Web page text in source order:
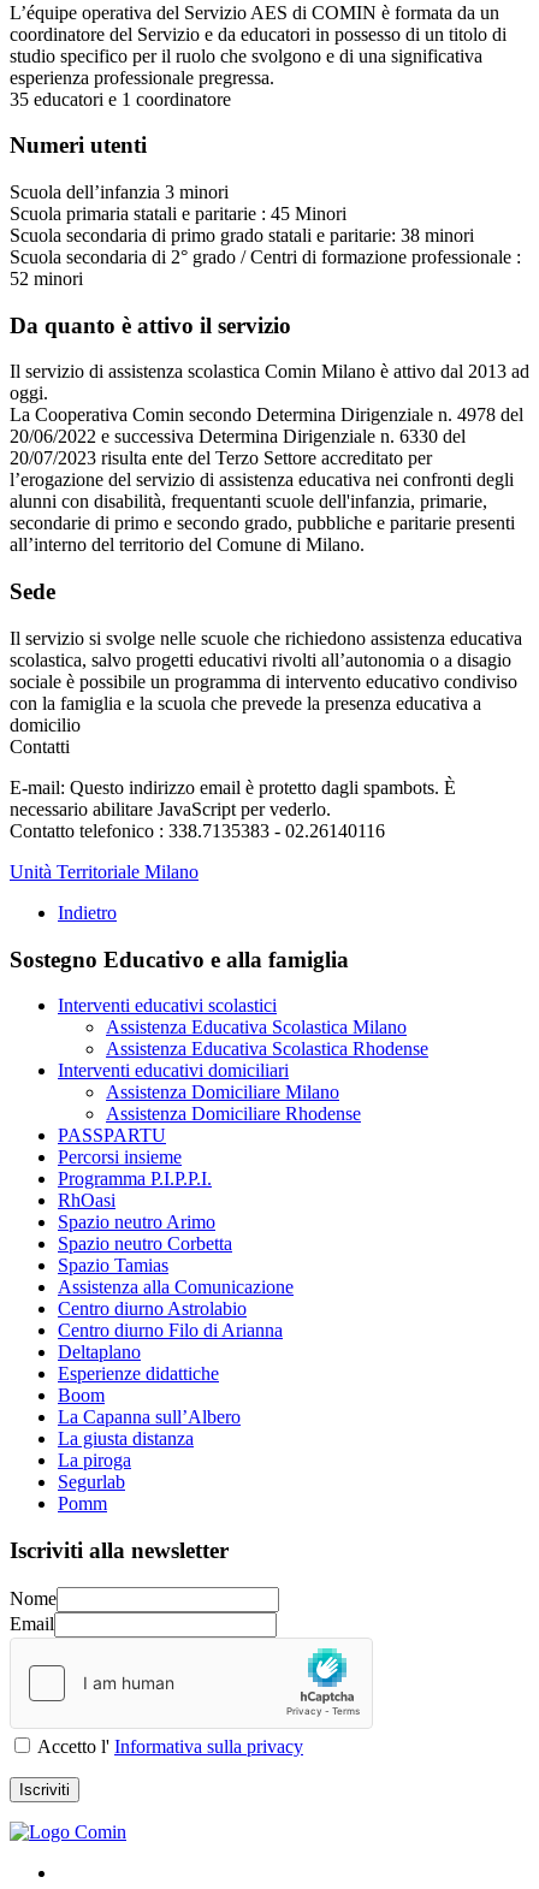
L’équipe operativa del Servizio AES di COMIN è formata da un
coordinatore del Servizio e da educatori in possesso di un titolo di
studio specifico per il ruolo che svolgono e di una significativa
esperienza professionale pregressa.
35 educatori e 1 coordinatore
Numeri utenti
Scuola dell’infanzia 3 minori
Scuola primaria statali e paritarie : 45 Minori
Scuola secondaria di primo grado statali e paritarie: 38 minori
Scuola secondaria di 2° grado / Centri di formazione professionale :
52 minori
Da quanto è attivo il servizio
Il servizio di assistenza scolastica Comin Milano è attivo dal 2013 ad
oggi.
La Cooperativa Comin secondo Determina Dirigenziale n. 4978 del
20/06/2022 e successiva Determina Dirigenziale n. 6330 del
20/07/2023 risulta ente del Terzo Settore accreditato per
l’erogazione del servizio di assistenza educativa nei confronti degli
alunni con disabilità, frequentanti scuole dell'infanzia, primarie,
secondarie di primo e secondo grado, pubbliche e paritarie presenti
all’interno del territorio del Comune di Milano.
Sede
Il servizio si svolge nelle scuole che richiedono assistenza educativa
scolastica, salvo progetti educativi rivolti all’autonomia o a disagio
sociale è possibile un programma di intervento educativo condiviso
con la famiglia e la scuola che prevede la presenza educativa a
domicilio
Contatti
E-mail: Questo indirizzo email è protetto dagli spambots. È
necessario abilitare JavaScript per vederlo.
Contatto telefonico : 338.7135383 - 02.26140116
Unità Territoriale Milano
Indietro
Sostegno Educativo e alla famiglia
Interventi educativi scolastici
Assistenza Educativa Scolastica Milano
Assistenza Educativa Scolastica Rhodense
Interventi educativi domiciliari
Assistenza Domiciliare Milano
Assistenza Domiciliare Rhodense
PASSPARTU
Percorsi insieme
Programma P.I.P.P.I.
RhOasi
Spazio neutro Arimo
Spazio neutro Corbetta
Spazio Tamias
Assistenza alla Comunicazione
Centro diurno Astrolabio
Centro diurno Filo di Arianna
Deltaplano
Esperienze didattiche
Boom
La Capanna sull’Albero
La giusta distanza
La piroga
Segurlab
Pomm
Iscriviti alla newsletter
Nome
Email
Accetto l' Informativa sulla privacy
Iscriviti